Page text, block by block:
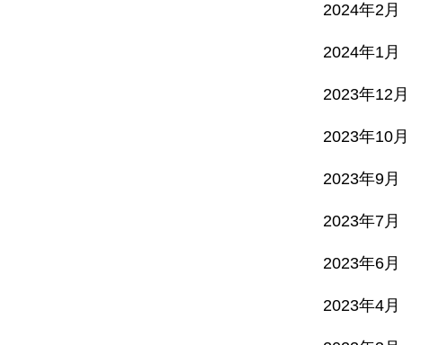
2024年2月
2024年1月
2023年12月
2023年10月
2023年9月
2023年7月
2023年6月
2023年4月